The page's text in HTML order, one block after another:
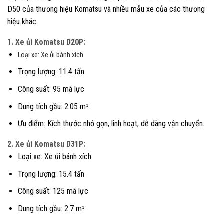
D50 của thương hiệu Komatsu và nhiều mẫu xe của các thương
hiệu khác.
1. Xe ủi Komatsu D20P:
Loại xe: Xe ủi bánh xích
Trọng lượng: 11.4 tấn
Công suất: 95 mã lực
Dung tích gầu: 2.05 m³
Ưu điểm: Kích thước nhỏ gọn, linh hoạt, dễ dàng vận chuyển.
2. Xe ủi Komatsu D31P:
Loại xe: Xe ủi bánh xích
Trọng lượng: 15.4 tấn
Công suất: 125 mã lực
Dung tích gầu: 2.7 m³